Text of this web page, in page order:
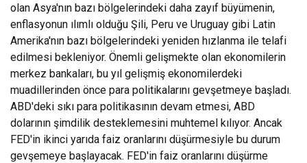
olan Asya'nın bazı bölgelerindeki daha zayıf büyümenin,
enflasyonun ılımlı olduğu Şili, Peru ve Uruguay gibi Latin
Amerika'nın bazı bölgelerindeki yeniden hızlanma ile telafi
edilmesi bekleniyor. Önemli gelişmekte olan ekonomilerin
merkez bankaları, bu yıl gelişmiş ekonomilerdeki
muadillerinden önce para politikalarını gevşetmeye başladı.
ABD'deki sıkı para politikasının devam etmesi, ABD
dolarının şimdilik desteklemesini muhtemel kılıyor. Ancak
FED'in ikinci yarıda faiz oranlarını düşürmesiyle bu durum
gevşemeye başlayacak. FED'in faiz oranlarını düşürme